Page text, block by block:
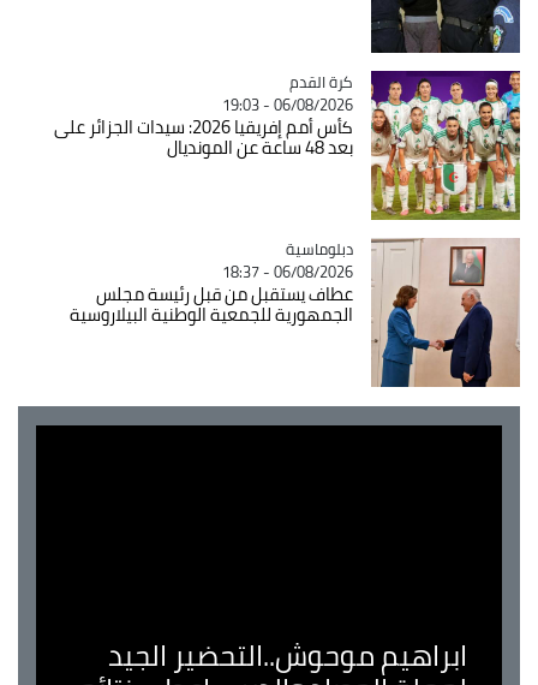
Catégorie
كرة القدم
06/08/2026 - 19:03
كأس أمم إفريقيا 2026: سيدات الجزائر على
بعد 48 ساعة عن المونديال
Catégorie
دبلوماسية
06/08/2026 - 18:37
عطاف يستقبل من قبل رئيسة مجلس
الجمهورية للجمعية الوطنية البيلاروسية
ابراهيم موحوش..التحضير الجيد